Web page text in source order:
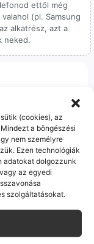
(cookies), az
a böngészési
nem személyre
Ezen technológiák
adatokat dolgozzunk
az egyedi
szolgáltatásokat.
ettől még
(pl. Samsung
alkatrész, azt a
neked.
vagyunk.
kérdésed van, élő
is megtalálsz